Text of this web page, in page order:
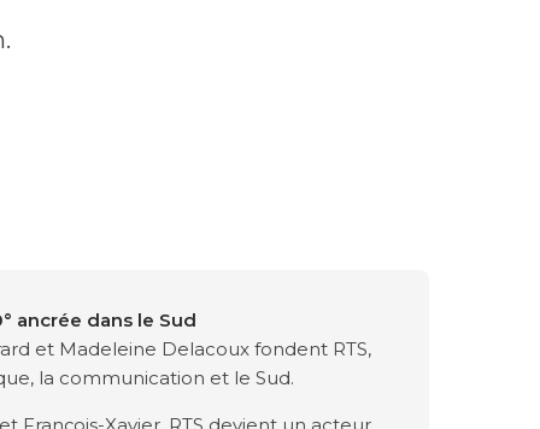
ancrée dans le Sud
et Madeleine Delacoux fondent RTS,
la communication et le Sud.